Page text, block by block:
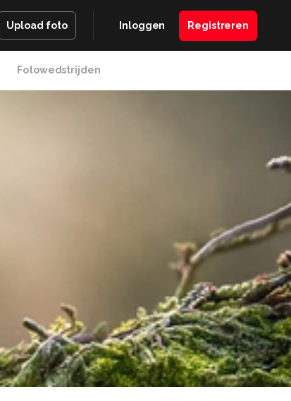
Upload foto Inloggen Registreren
Fotowedstrijden